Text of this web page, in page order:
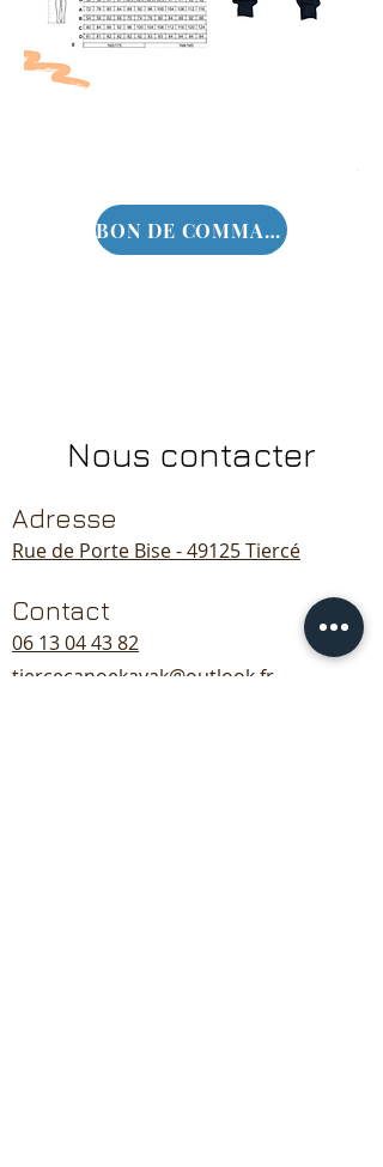
BON DE COMMANDE
Nous contacter
Adresse
Rue de Porte Bise - 49125 Tiercé
Contact
06 13 04 43 82
tiercecanoekayak@outlook.fr